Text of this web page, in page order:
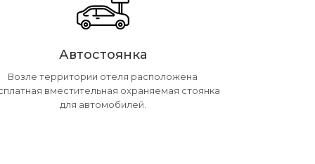
Автостоянка
Возле территории отеля расположена
вместительная охраняемая стоянка
для автомобилей.